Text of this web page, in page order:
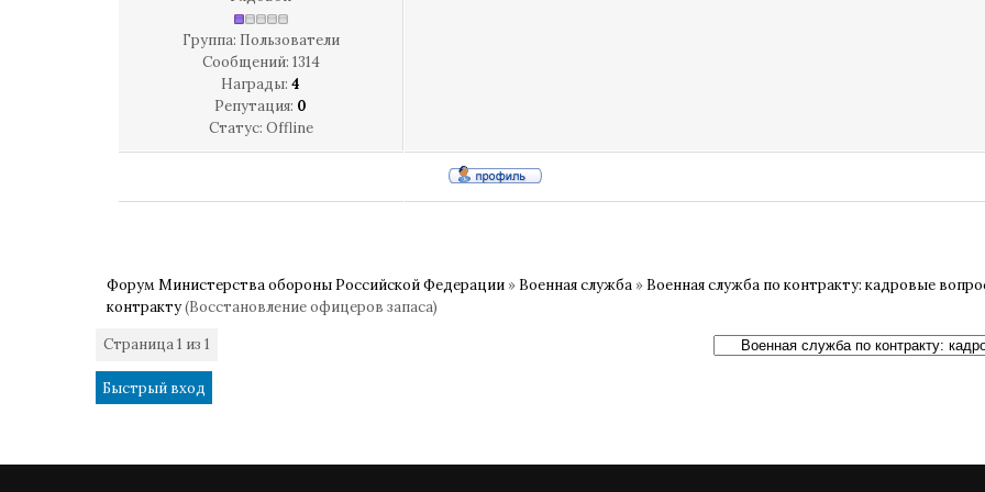
Группа: Пользователи
Сообщений: 1314
Награды: 4
Репутация: 0
Статус: Offline
Форум Министерства обороны Российской Федерации » Военная служба » Военная служба по контракту: кадровые
контракту(Восстановление офицеров запаса)
Страница1 из 1